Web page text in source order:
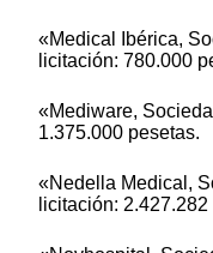
«Medical Ibérica,
licitación: 780.000
«Mediware,
1.375.000 pesetas.
«Nedella Medical,
licitación: